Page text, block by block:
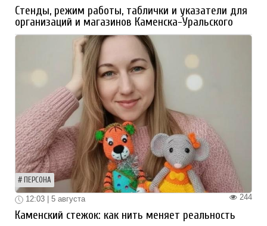
Стенды, режим работы, таблички и указатели для
организаций и магазинов Каменска-Уральского
ПЕРСОНА
244
12:03 | 5 августа
Каменский стежок: как нить меняет реальность